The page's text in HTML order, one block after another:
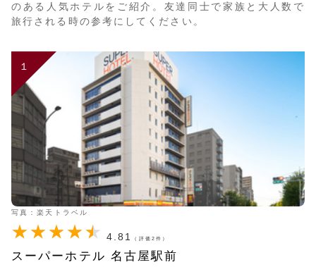
のある人気ホテルをご紹介。友達同士で家族と大人数で
旅行される時の参考にしてください。
１
写真：楽天トラベル
4.81 （評価2件）
スーパーホテル 名古屋駅前